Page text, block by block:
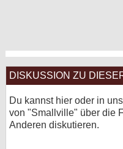
DISKUSSION ZU
Du kannst hier oder in
von "Smallville" über die
Anderen diskutieren.